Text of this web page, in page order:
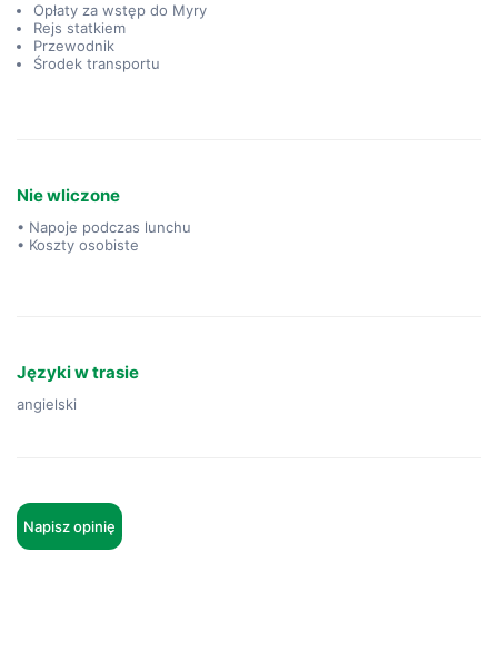
Opłaty za wstęp do Myry
Rejs statkiem
Przewodnik
Środek transportu
Nie wliczone
• Napoje podczas lunchu
• Koszty osobiste
Języki w trasie
angielski
Napisz opinię